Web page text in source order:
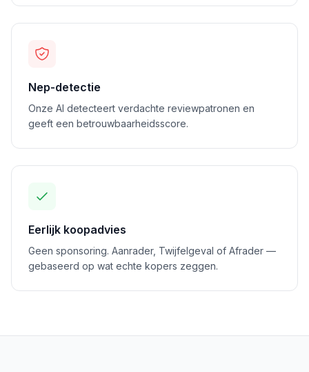
Nep-detectie
Onze AI detecteert verdachte reviewpatronen en
geeft een betrouwbaarheidsscore.
Eerlijk koopadvies
Geen sponsoring. Aanrader, Twijfelgeval of Afrader —
gebaseerd op wat echte kopers zeggen.